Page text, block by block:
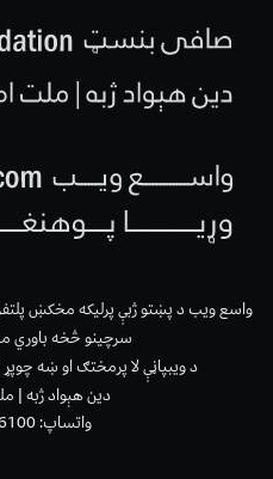
واسع ویب د پښتو ژبې پرلیکه مخکښ
سرچینو څخه باوري
د ویبپاڼې لا پرمختګ او ښه چوپړ
دین هېواد ژبه
واتساپ: 93790236100+